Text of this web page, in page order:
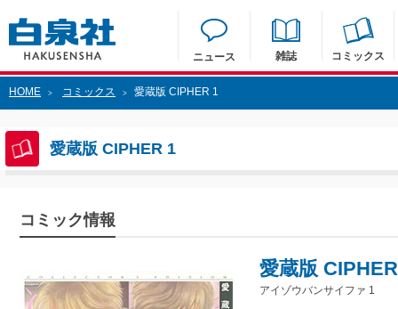
ニュース 雑誌 コミックス
HOME > コミックス > 愛蔵版 CIPHER 1
愛蔵版 CIPHER 1
コミック情報
愛蔵版
アイゾウバンサイファ 1